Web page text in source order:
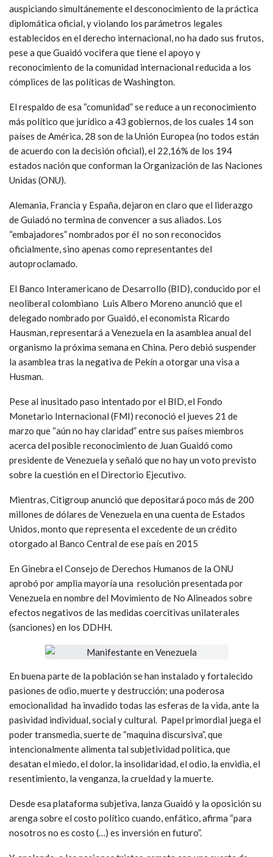
auspiciando simultánemente el desconocimiento de la práctica
diplomática oficial, y violando los parámetros legales
establecidos en el derecho internacional, no ha dado sus frutos,
pese a que Guaidó vocifera que tiene el apoyo y
reconocimiento de la comunidad internacional reducida a los
cómplices de las políticas de Washington.
El respaldo de esa “comunidad” se reduce a un reconocimiento
más político que jurídico a 43 gobiernos, de los cuales 14 son
países de América, 28 son de la Unión Europea (no todos están
de acuerdo con la decisión oficial), el 22,16% de los 194
estados nación que conforman la Organización de las Naciones
Unidas (ONU).
Alemania, Francia y España, dejaron en claro que el liderazgo
de Guiadó no termina de convencer a sus aliados. Los
“embajadores” nombrados por él no son reconocidos
oficialmente, sino apenas como representantes del
autoproclamado.
El Banco Interamericano de Desarrollo (BID), conducido por el
neoliberal colombiano Luis Albero Moreno anunció que el
delegado nombrado por Guaidó, el economista Ricardo
Hausman, representará a Venezuela en la asamblea anual del
organismo la próxima semana en China. Pero debió suspender
la asamblea tras la negativa de Pekín a otorgar una visa a
Husman.
Pese al inusitado paso intentado por el BID, el Fondo
Monetario Internacional (FMI) reconoció el jueves 21 de
marzo que “aún no hay claridad” entre sus países miembros
acerca del posible reconocimiento de Juan Guaidó como
presidente de Venezuela y señaló que no hay un voto previsto
sobre la cuestión en el Directorio Ejecutivo.
Mientras, Citigroup anunció que depositará poco más de 200
millones de dólares de Venezuela en una cuenta de Estados
Unidos, monto que representa el excedente de un crédito
otorgado al Banco Central de ese país en 2015
En Ginebra el Consejo de Derechos Humanos de la ONU
aprobó por amplia mayoría una resolución presentada por
Venezuela en nombre del Movimiento de No Alineados sobre
efectos negativos de las medidas coercitivas unilaterales
(sanciones) en los DDHH.
En buena parte de la población se han instalado y fortalecido
pasiones de odio, muerte y destrucción; una poderosa
emocionalidad ha invadido todas las esferas de la vida, ante la
pasividad individual, social y cultural. Papel primordial juega el
poder transmedia, suerte de “maquina discursiva”, que
intencionalmente alimenta tal subjetividad política, que
desatan el miedo, el dolor, la insolidaridad, el odio, la envidia, el
resentimiento, la venganza, la crueldad y la muerte.
Desde esa plataforma subjetiva, lanza Guaidó y la oposición su
arenga sobre el costo político cuando, enfático, afirma “para
nosotros no es costo (…) es inversión en futuro”.